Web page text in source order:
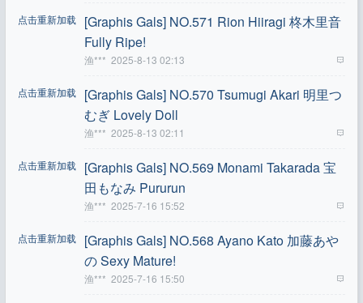
点击重新加载
[Graphis Gals] NO.571 Rion Hiiragi 柊木里音
Fully Ripe!
渔*** 2025-8-13 02:13
点击重新加载
[Graphis Gals] NO.570 Tsumugi Akari 明里つ
むぎ Lovely Doll
渔*** 2025-8-13 02:11
点击重新加载
[Graphis Gals] NO.569 Monami Takarada 宝
田もなみ Pururun
渔*** 2025-7-16 15:52
点击重新加载
[Graphis Gals] NO.568 Ayano Kato 加藤あや
の Sexy Mature!
渔*** 2025-7-16 15:50